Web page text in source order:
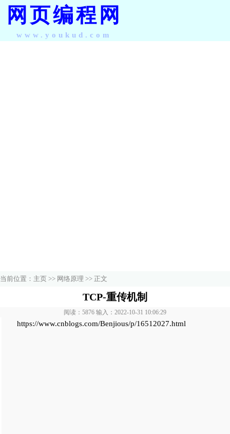
网页编程网
www.youkud.com
当前位置： 主页 >> 网络原理 >> 正文
TCP-重传机制
阅读：5876 输入：2022-10-31 10:06:29
https://www.cnblogs.com/Benjious/p/16512027.html